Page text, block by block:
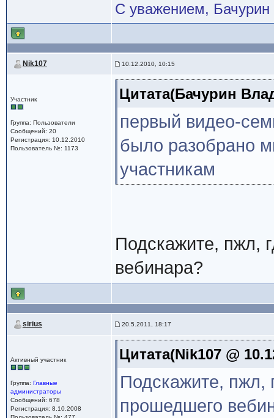
С уважением,
Nik107 10.12.2010, 10:15
Участник
Группа: Пользователи
Сообщений: 20
Регистрация: 10.12.2010
Пользователь №: 1173
Цитата(Бачурин
первый видео-
было разобрано
участникам
Подскажите, пжл,
вебинара?
sirius 20.5.2011, 18:17
Активный участник
Группа: Главные
администраторы
Сообщений: 678
Регистрация: 8.10.2008
Цитата(Nik107 @
Подскажите, пжл,
прошедшего